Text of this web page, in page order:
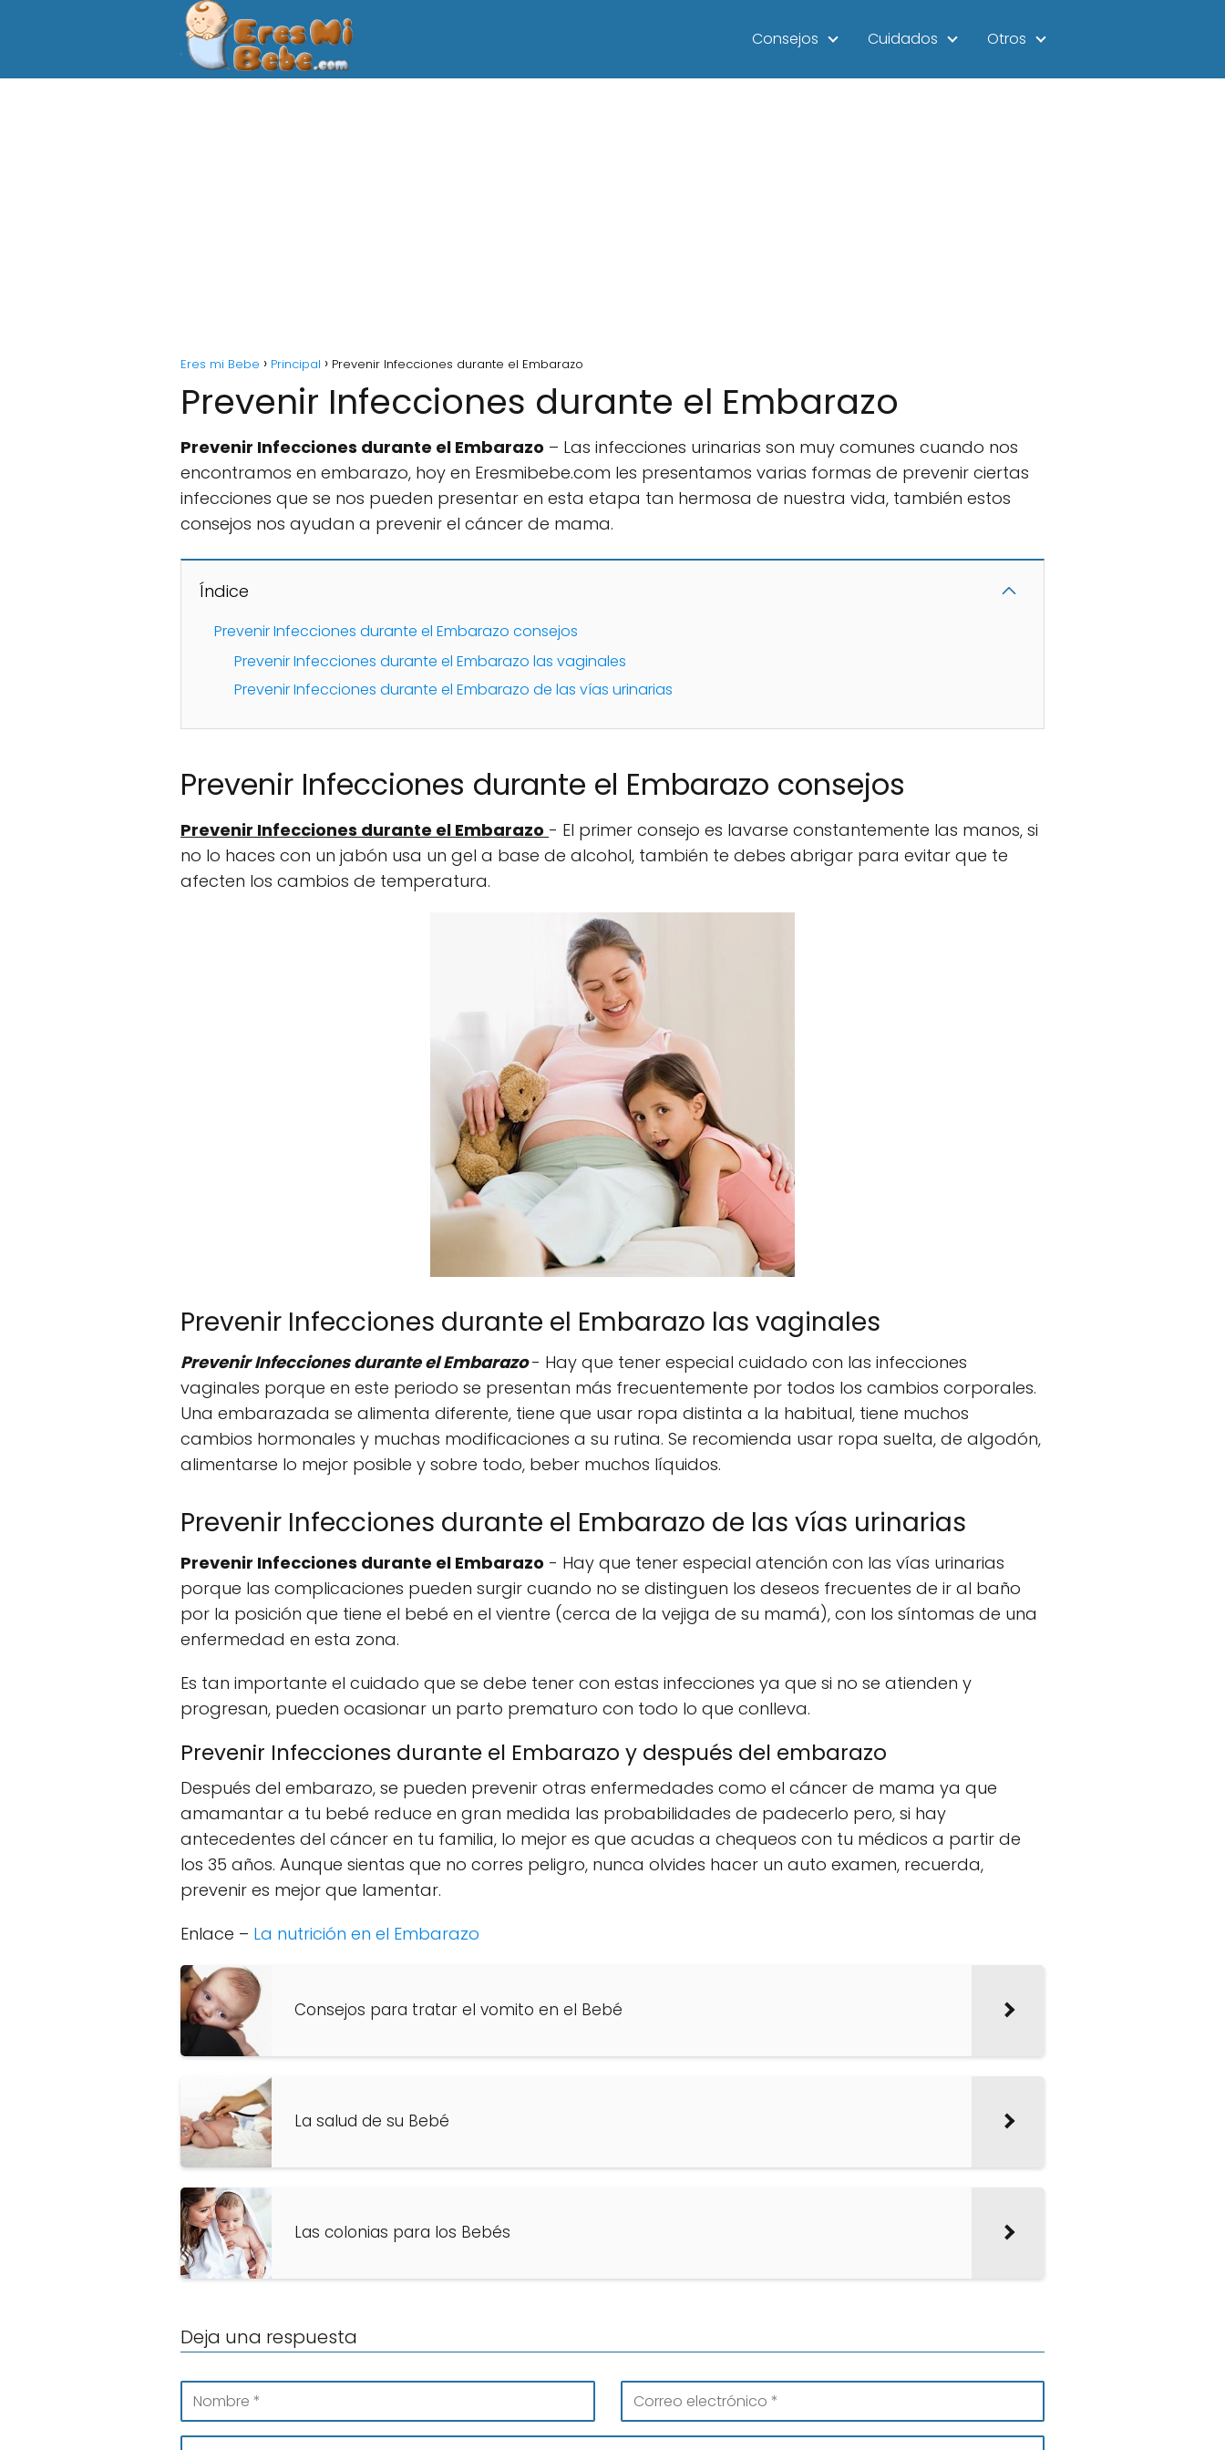
Consejos Cuidados Otros
Eres mi Bebe Principal Prevenir Infecciones durante el Embarazo
Prevenir Infecciones durante el Embarazo
Prevenir Infecciones durante el Embarazo – Las infecciones urinarias son muy comunes cuando nos
encontramos en embarazo, hoy en Eresmibebe.com les presentamos varias formas de prevenir ciertas
infecciones que se nos pueden presentar en esta etapa tan hermosa de nuestra vida, también estos
consejos nos ayudan a prevenir el cáncer de mama.
Índice
Prevenir Infecciones durante el Embarazo consejos
Prevenir Infecciones durante el Embarazo las vaginales
Prevenir Infecciones durante el Embarazo de las vías urinarias
Prevenir Infecciones durante el Embarazo consejos
Prevenir Infecciones durante el Embarazo - El primer consejo es lavarse constantemente las manos, si
no lo haces con un jabón usa un gel a base de alcohol, también te debes abrigar para evitar que te
afecten los cambios de temperatura.
Prevenir Infecciones durante el Embarazo las vaginales
Prevenir Infecciones durante el Embarazo - Hay que tener especial cuidado con las infecciones
vaginales porque en este periodo se presentan más frecuentemente por todos los cambios corporales.
Una embarazada se alimenta diferente, tiene que usar ropa distinta a la habitual, tiene muchos
cambios hormonales y muchas modificaciones a su rutina. Se recomienda usar ropa suelta, de algodón,
alimentarse lo mejor posible y sobre todo, beber muchos líquidos.
Prevenir Infecciones durante el Embarazo de las vías urinarias
Prevenir Infecciones durante el Embarazo - Hay que tener especial atención con las vías urinarias
porque las complicaciones pueden surgir cuando no se distinguen los deseos frecuentes de ir al baño
por la posición que tiene el bebé en el vientre (cerca de la vejiga de su mamá), con los síntomas de una
enfermedad en esta zona.
Es tan importante el cuidado que se debe tener con estas infecciones ya que si no se atienden y
progresan, pueden ocasionar un parto prematuro con todo lo que conlleva.
Prevenir Infecciones durante el Embarazo y después del embarazo
Después del embarazo, se pueden prevenir otras enfermedades como el cáncer de mama ya que
amamantar a tu bebé reduce en gran medida las probabilidades de padecerlo pero, si hay
antecedentes del cáncer en tu familia, lo mejor es que acudas a chequeos con tu médicos a partir de
los 35 años. Aunque sientas que no corres peligro, nunca olvides hacer un auto examen, recuerda,
prevenir es mejor que lamentar.
Enlace – La nutrición en el Embarazo
Consejos para tratar el vomito en el Bebé
La salud de su Bebé
Las colonias para los Bebés
Deja una respuesta